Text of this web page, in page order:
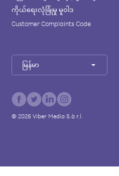
ကိုယ်ရေးလုံခြုံမှု မူဝါဒ
Customer Complaints Code
မြန်မာ
© 2026Viber Media S.à r.l.